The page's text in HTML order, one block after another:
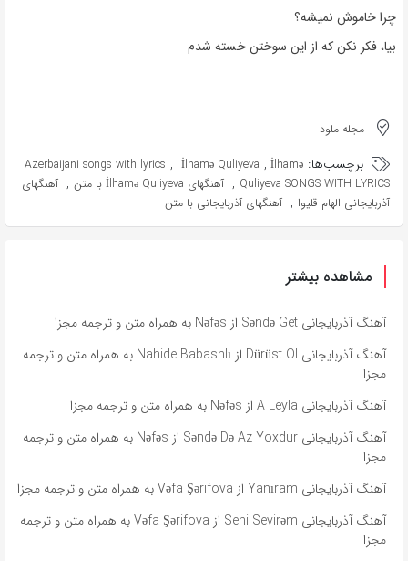
چرا خاموش نمیشه؟
بیا، فکر نکن که از این سوختن خسته شدم
مجله ملود
برچسب‌ها: Azerbaijani songs with lyrics , İlhamə Quliyeva , İlhamə
Quliyeva SONGS WITH LYRICS
, آهنگهای İlhamə Quliyeva با متن , آهنگهای
آذربایجانی الهام قلیوا , آهنگهای آذربایجانی با متن
مشاهده بیشتر
آهنگ آذربایجانی Səndə Get از Nəfəs به همراه متن و ترجمه مجزا
آهنگ آذربایجانی Dürüst Ol از Nahide Babashlı به همراه متن و ترجمه
مجزا
آهنگ آذربایجانی A Leyla از Nəfəs به همراه متن و ترجمه مجزا
آهنگ آذربایجانی Səndə Də Az Yoxdur از Nəfəs به همراه متن و ترجمه
مجزا
آهنگ آذربایجانی Yanıram از Vəfa Şərifova به همراه متن و ترجمه مجزا
آهنگ آذربایجانی Seni Sevirəm از Vəfa Şərifova به همراه متن و ترجمه
مجزا